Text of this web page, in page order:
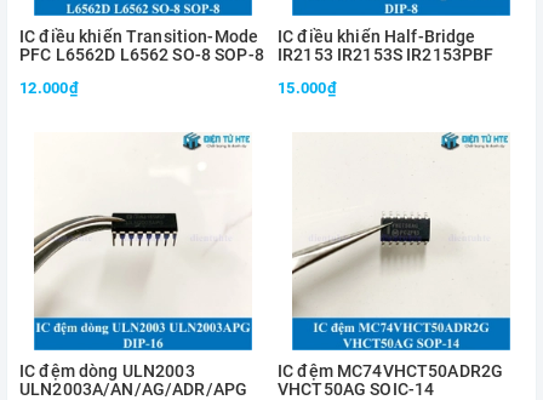
IC điều khiển Transition-Mode
PFC L6562D L6562 SO-8 SOP-8
12.000₫
IC điều khiển Half-Bridge
IR2153 IR2153S IR2153PBF
15.000₫
IC đệm dòng ULN2003
ULN2003A/AN/AG/ADR/APG
IC đệm MC74VHCT50ADR2G
VHCT50AG SOIC-14